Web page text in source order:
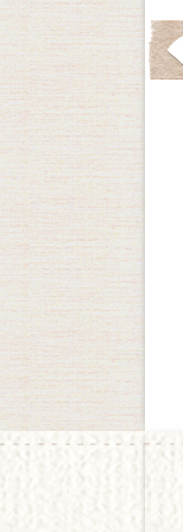
10/21
全身スッキリピラ
ティス（13：00）
を見る